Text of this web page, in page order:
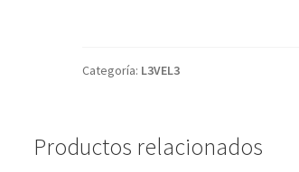
Categoría: L3VEL3
Productos relacionados